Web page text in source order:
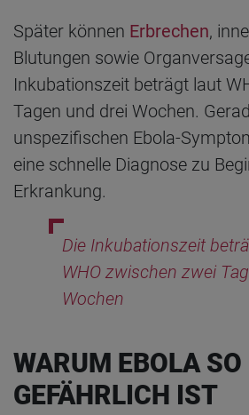
Später können Erbrechen,
Blutungen sowie
Inkubationszeit beträgt laut
Tagen und drei Wochen.
unspezifischen Ebola-
eine schnelle Diagnose zu
Erkrankung.
Die Inkubationszeit
WHO zwischen zwei
Wochen
WARUM EBOLA SO
GEFÄHRLICH IST